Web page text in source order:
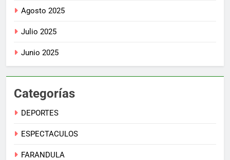
Agosto 2025
Julio 2025
Junio 2025
Categorías
DEPORTES
ESPECTACULOS
FARANDULA